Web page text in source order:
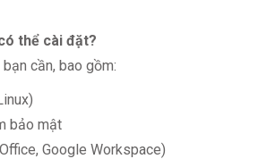
thể cài đặt?
cần, bao gồm:
bảo mật
Google Workspace)